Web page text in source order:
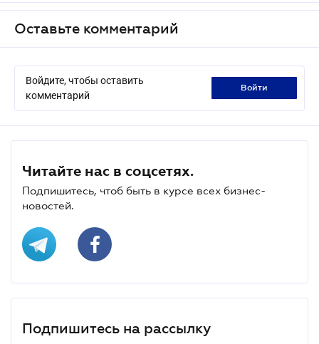
Оставьте комментарий
Войдите, чтобы оставить
комментарий
войти
Читайте нас в соцсетях.
Подпишитесь, чтоб быть в курсе всех бизнес-
новостей.
Подпишитесь на рассылку